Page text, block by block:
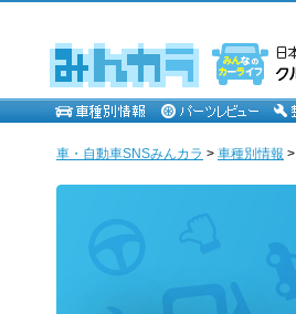
車・自動車SNSみんカラ > 車種別情報 >